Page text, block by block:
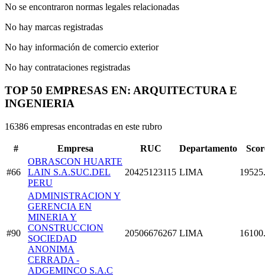
No se encontraron normas legales relacionadas
No hay marcas registradas
No hay información de comercio exterior
No hay contrataciones registradas
TOP 50 EMPRESAS EN: ARQUITECTURA E
INGENIERIA
16386 empresas encontradas en este rubro
# Empresa RUC Departamento
#66
OBRASCON HUARTE
LAIN S.A.SUC.DEL
PERU
20425123115 LIMA
#90
ADMINISTRACION Y
GERENCIA EN
MINERIA Y
CONSTRUCCION
SOCIEDAD
ANONIMA
CERRADA -
ADGEMINCO S.A.C
20506676267 LIMA